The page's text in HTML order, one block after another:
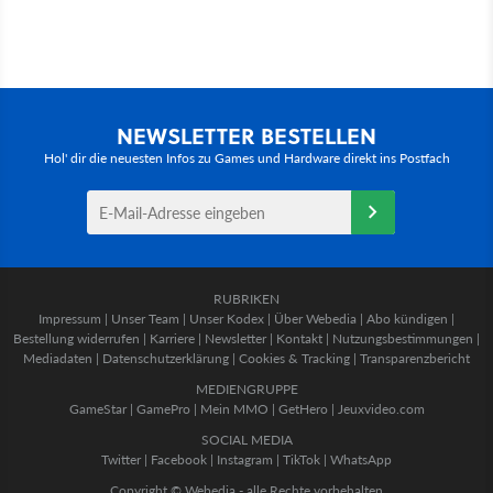
NEWSLETTER BESTELLEN
Hol' dir die neuesten Infos zu Games und Hardware direkt ins Postfach
RUBRIKEN
Impressum | Unser Team | Unser Kodex | Über Webedia | Abo kündigen |
Bestellung widerrufen | Karriere | Newsletter | Kontakt | Nutzungsbestimmungen |
Mediadaten | Datenschutzerklärung | Cookies & Tracking | Transparenzbericht
MEDIENGRUPPE
GameStar| GamePro | Mein MMO | GetHero | Jeuxvideo.com
SOCIAL MEDIA
Twitter | Facebook | Instagram | TikTok | WhatsApp